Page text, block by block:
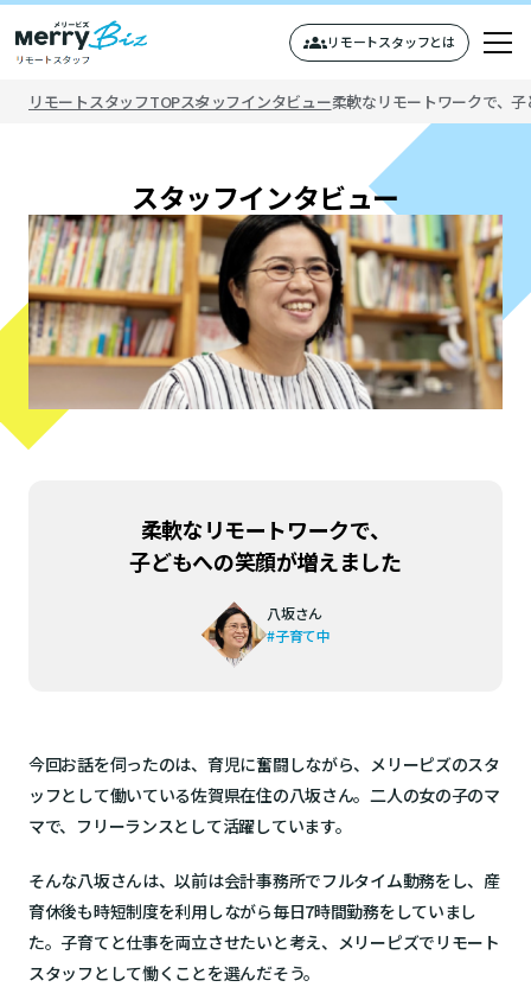
リモートスタッフとは
リモートスタッフについて
スタッフインタビュー
バーチャル経理アシスタントとは
応募を検討している方へ
簡単1分! 応募する
リモートスタッフTOPスタッフインタビュー柔軟なリモートワークで、
スタッフインタビュー
柔軟なリモートワークで、
子どもへの笑顔が増えました
八坂さん
#子育て中
今回お話を伺ったのは、育児に奮闘しながら、メリーピズのスタ
ッフとして働いている佐賀県在住の八坂さん。二人の女の子のマ
マで、フリーランスとして活躍しています。
そんな八坂さんは、以前は会計事務所でフルタイム動務をし、産
育休後も時短制度を利用しながら毎日7時間勤務をしていまし
た。子育てと仕事を両立させたいと考え、メリーピズでリモート
スタッフとして慟くことを選んだそう。